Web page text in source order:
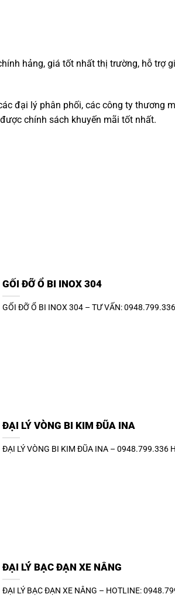
hảng, giá tốt nhất thị trường, hỗ trợ
đại lý phân phối, các công ty thương
chính sách khuyến mãi tốt nhất.
GỐI ĐỠ Ổ BI INOX 304
GỐI ĐỠ Ổ BI INOX 304 – TƯ VẤN:
ĐẠI LÝ VÒNG BI KIM ĐŨA INA
ĐẠI LÝ VÒNG BI KIM ĐŨA INA – 0948.799.336
ĐẠI LÝ BẠC ĐẠN XE NÂNG
ĐẠI LÝ BẠC ĐẠN XE NÂNG – HOTLINE: